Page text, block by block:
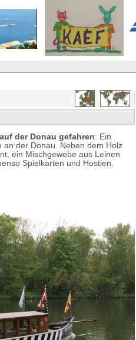
der Donau gefahren: Ein
an der Donau. Neben dem Holz
ein Mischgewebe aus Leinen
Spielkarten und Hostien.